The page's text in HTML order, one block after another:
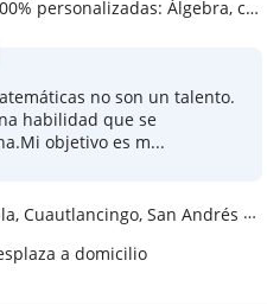
Álgebra, cálculo, estadística, física matemática, te ayudo si tienes rezago escolar
no son un talento.
habilidad que se
objetivo es m...
Cuautlancingo, San Andrés Cholula
a domicilio